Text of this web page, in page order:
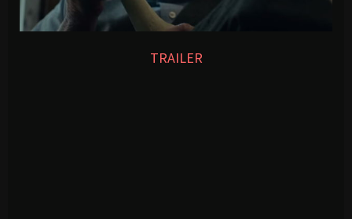
TRAILER